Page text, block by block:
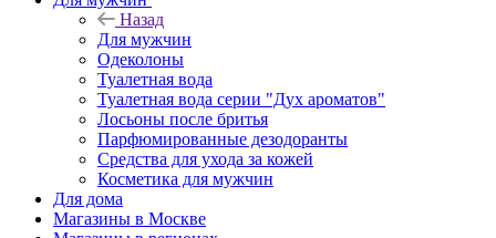
Назад
Для мужчин
Одеколоны
Туалетная вода
Туалетная вода серии "Дух ароматов"
Лосьоны после бритья
Парфюмированные дезодоранты
Средства для ухода за кожей
Косметика для мужчин
Для дома
Магазины в Москве